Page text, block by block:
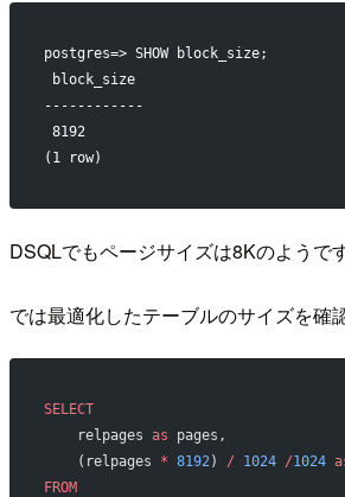
postgres=> SHOW block_size;
block_size
------------
8192
(1 row)
DSQLでもページサイズは8Kのようです
では最適化したテーブルのサイズを確
SELECT
    relpages
as pages,
    (relpages
* 8192) / 1024 /1024
FROM